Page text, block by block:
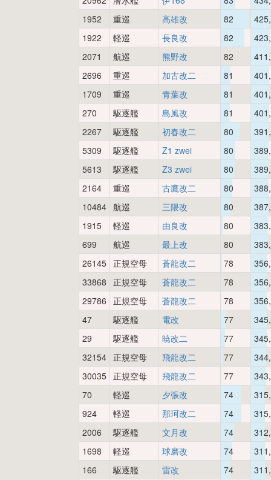
1952
重巡 高雄改 82
1922
軽巡 長良改 82
2071
航巡 熊野改 82
2696
重巡 加古改二 81
1709
重巡 青葉改 81
270
駆逐艦 島風改 81
2267
駆逐艦 初春改二 80
5309
駆逐艦 Z1 zwei 80
5613
駆逐艦 Z3 zwei 80
2164
重巡 古鷹改二 80
10484 航巡 三隈改 80
1915
軽巡 由良改 80
699
航巡 最上改 80
26145 正規空母 蒼龍改二 78
33868
正規空母 蒼龍改二 78
29786 正規空母 蒼龍改二 78
47
駆逐艦 電改 77
29
駆逐艦 暁改二 77
32154 正規空母 飛龍改二 77
30035 正規空母 飛龍改二 77
70
軽巡 夕張改 74
924
軽巡 那珂改二 74
2006
駆逐艦 文月改 74
1698
軽巡 球磨改 74
166
駆逐艦 雷改 74